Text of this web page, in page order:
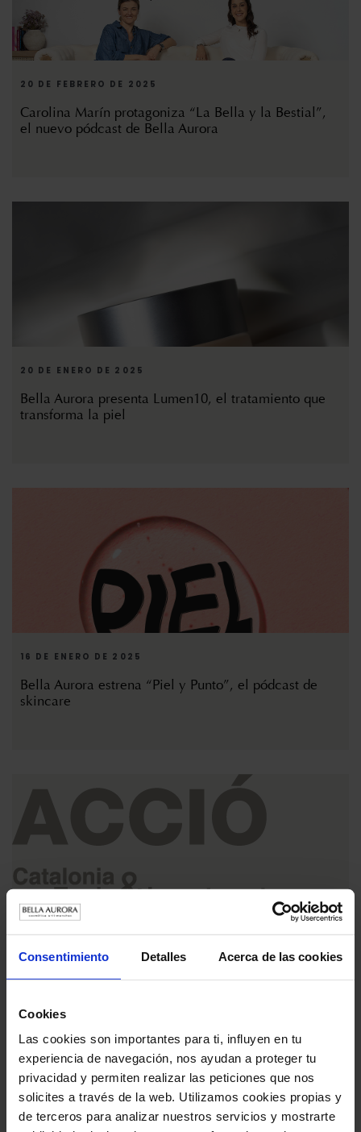
Consentimiento Detalles Acerca de las cookies
Cookies
Las cookies son importantes para ti, influyen en tu
experiencia de navegación, nos ayudan a proteger tu
privacidad y permiten realizar las peticiones que nos
solicites a través de la web. Utilizamos cookies propias y
de terceros para analizar nuestros servicios y mostrarte
20 DE FEBRERO DE 2025
Carolina Marín protagoniza “La Bella y la Bestial”,
el nuevo pódcast de Bella Aurora
20 DE ENERO DE 2025
Bella Aurora presenta Lumen10, el tratamiento que
transforma la piel
16 DE ENERO DE 2025
Bella Aurora estrena “Piel y Punto”, el pódcast de
skincare